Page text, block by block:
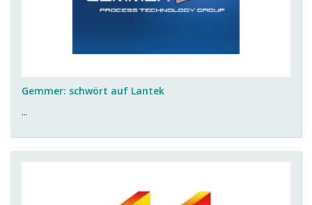
Gemmer: schwört auf Lantek
...